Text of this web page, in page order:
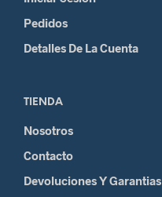
Pedidos
Detalles De La Cuenta
TIENDA
Nosotros
Contacto
Devoluciones Y Garantias